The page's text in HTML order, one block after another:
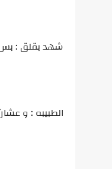
شهد بقلق :
الطبيبه : و